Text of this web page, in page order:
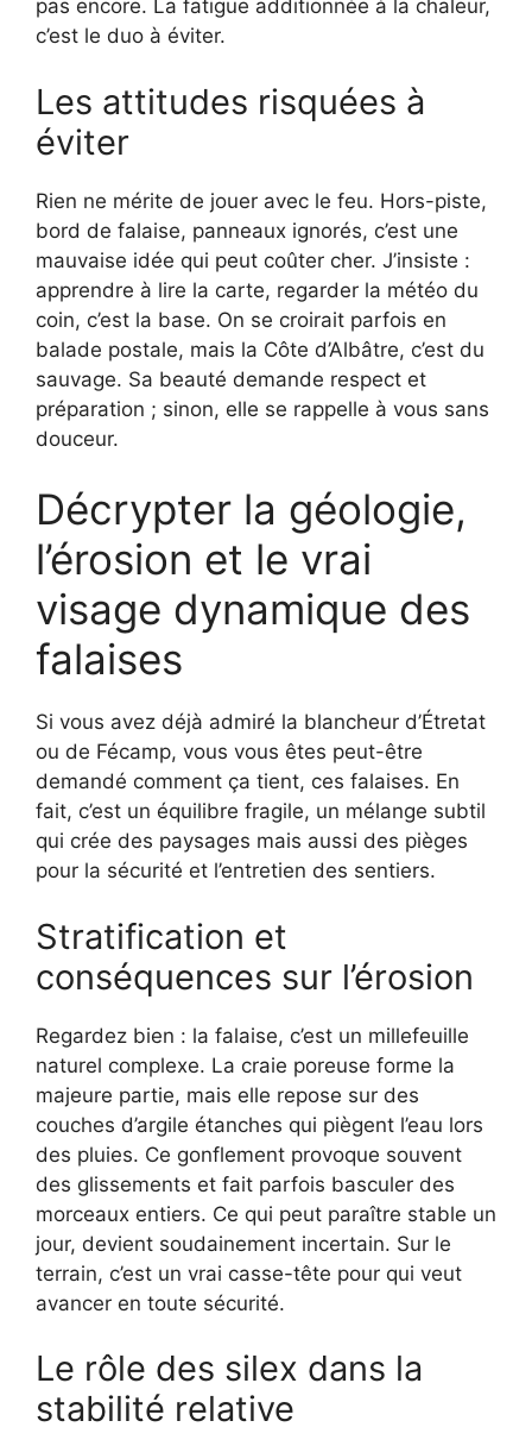
pas encore. La fatigue additionnée à la chaleur,
c’est le duo à éviter.
Les attitudes risquées à
éviter
Rien ne mérite de jouer avec le feu. Hors-piste,
bord de falaise, panneaux ignorés, c’est une
mauvaise idée qui peut coûter cher. J’insiste :
apprendre à lire la carte, regarder la météo du
coin, c’est la base. On se croirait parfois en
balade postale, mais la Côte d’Albâtre, c’est du
sauvage. Sa beauté demande respect et
préparation ; sinon, elle se rappelle à vous sans
douceur.
Décrypter la géologie,
l’érosion et le vrai
visage dynamique des
falaises
Si vous avez déjà admiré la blancheur d’Étretat
ou de Fécamp, vous vous êtes peut-être
demandé comment ça tient, ces falaises. En
fait, c’est un équilibre fragile, un mélange subtil
qui crée des paysages mais aussi des pièges
pour la sécurité et l’entretien des sentiers.
Stratification et
conséquences sur l’érosion
Regardez bien : la falaise, c’est un millefeuille
naturel complexe. La craie poreuse forme la
majeure partie, mais elle repose sur des
couches d’argile étanches qui piègent l’eau lors
des pluies. Ce gonflement provoque souvent
des glissements et fait parfois basculer des
morceaux entiers. Ce qui peut paraître stable un
jour, devient soudainement incertain. Sur le
terrain, c’est un vrai casse-tête pour qui veut
avancer en toute sécurité.
Le rôle des silex dans la
stabilité relative